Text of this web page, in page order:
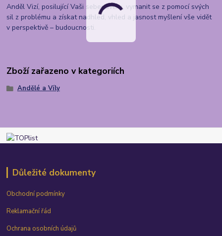
Anděl Vizí, posilující Vaši sebedůvěru, vymanit se z pomocí svých
sil z problému a získat nadhled, vhled a jasnost myšlení vše vidět
v perspektivě – budoucnosti.
Zboží zařazeno v kategoriích
Andělé a Víly
Důležité dokumenty
Obchodní podmínky
Reklamační řád
Ochrana osobních údajů